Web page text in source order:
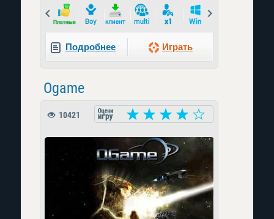
Prev
Подробнее Играть
Ogame
10421